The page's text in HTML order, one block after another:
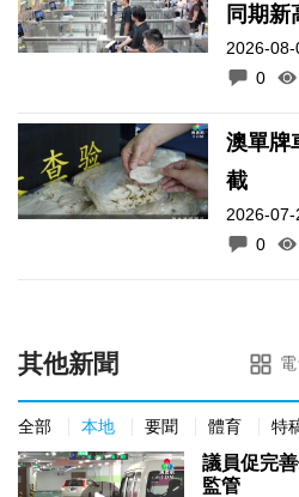
同期新
2026-
0
澳單牌
截
2026-
0
其他新聞
全部 本地 要聞 體育 特
議員促完
監管